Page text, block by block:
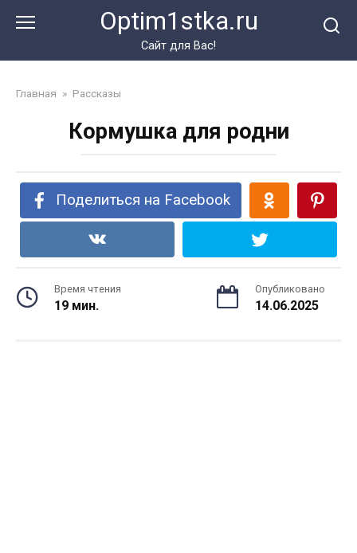
Optim1stka.ru
Сайт для Вас!
Главная » Рассказы
Кормушка для родни
Поделиться на Facebook
Время чтения
19 мин.
Опубликовано
14.06.2025